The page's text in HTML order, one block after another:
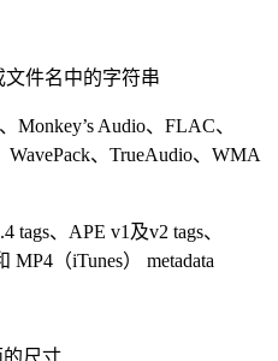
件名中的字符串
Monkey’s Audio、FLAC、
、TrueAudio、WMA
tags、APE v1及v2 tags、
MP4（iTunes） metadata
的尺寸